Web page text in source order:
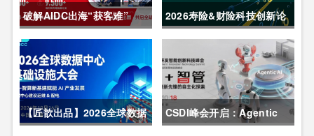
破解AIDC出海“获客难”
CDCE2026数据中心展
以“算电协同”重构全球算力
供应链
2026寿险&财险科技创新论
坛圆满举办
【匠歆出品】2026全球数据
CSDI峰会开启：Agentic